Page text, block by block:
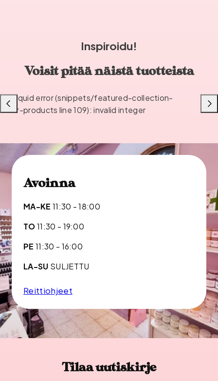
Inspiroidu!
Voisit pitää näistä tuotteista
Liquid error (snippets/featured-collection-
or-products line 109): invalid integer
Liu'uta
vasemmalle
Avoinna
MA-KE 11:30 - 18:00
TO11:30 - 19:00
PE 11:30 - 16:00
LA-SU SULJETTU
Reittiohjeet
Tilaa uutiskirje